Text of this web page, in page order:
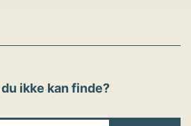
ikke kan finde?